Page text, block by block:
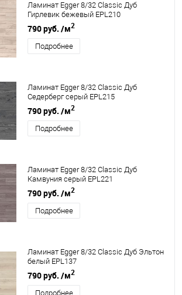
Ламинат Egger 8/32 Classic Дуб
Гирлевик бежевый EPL210
790 руб. /м2
Подробнее
Ламинат Egger 8/32 Classic Дуб
Седерберг серый EPL215
790 руб. /м2
Подробнее
Ламинат Egger 8/32 Classic Дуб
Камвуния серый EPL221
790 руб. /м2
Подробнее
Ламинат Egger 8/32 Classic Дуб Эльтон
белый EPL137
790 руб. /м2
Подробнее